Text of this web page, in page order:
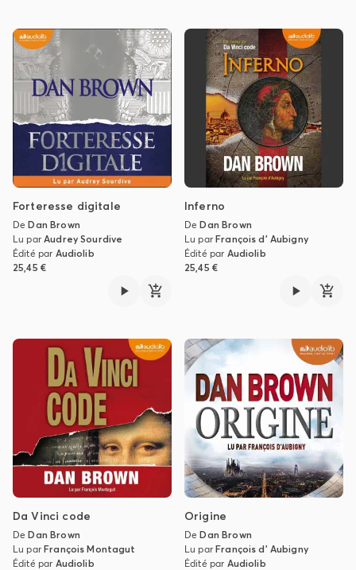
Forteresse digitale
DeDan Brown
Lu parAudrey Sourdive
Édité par Audiolib
25,45 €
Inferno
DeDan Brown
Lu parFrançois d' Aubigny
Édité par Audiolib
25,45 €
Da Vinci code
DeDan Brown
Lu parFrançois Montagut
Édité par Audiolib
Origine
DeDan Brown
Lu parFrançois d' Aubigny
Édité par Audiolib